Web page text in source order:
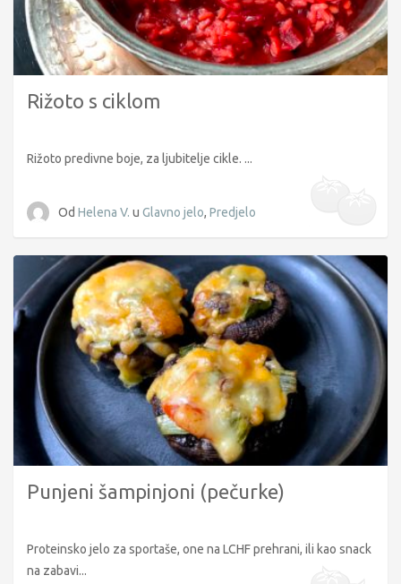
Rižoto s ciklom
Rižoto predivne boje, za ljubitelje cikle. ...
Od Helena V. u Glavno jelo, Predjelo
Punjeni šampinjoni (pečurke)
Proteinsko jelo za sportaše, one na LCHF prehrani, ili kao snack
na zabavi...